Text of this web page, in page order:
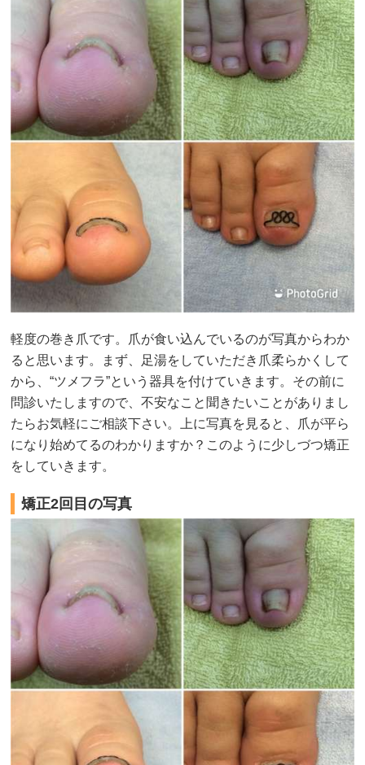
軽度の巻き爪です。爪が食い込んでいるのが写真からわか
ると思います。まず、足湯をしていただき爪柔らかくして
から、“ツメフラ”という器具を付けていきます。その前に
問診いたしますので、不安なこと聞きたいことがありまし
たらお気軽にご相談下さい。上に写真を見ると、爪が平ら
になり始めてるのわかりますか？このように少しづつ矯正
をしていきます。
矯正2回目の写真